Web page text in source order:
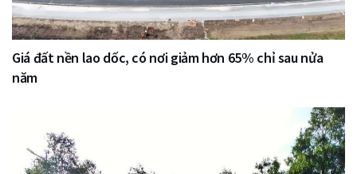
Giá đất nền lao dốc, có nơi giảm hơn 65% chỉ sau nửa
năm